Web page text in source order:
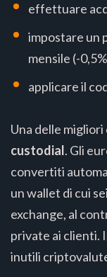
effettuare
impostare un
mensile (-
applicare il
Una delle
custodial. Gli
convertiti
un wallet di cui
exchange, al
private ai clienti.
inutili